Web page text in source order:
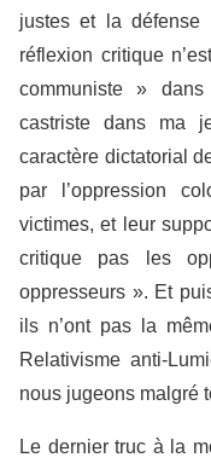
justes et la défense
réflexion critique
communiste »
castriste dans ma
caractère dictatorial
par l’oppression
victimes, et leur
critique pas les
oppresseurs ». Et
ils n’ont pas la
Relativisme anti-
nous jugeons malgré
Le dernier truc à la